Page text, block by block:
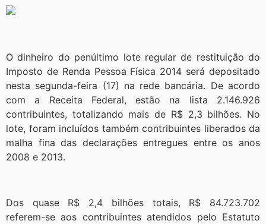
O dinheiro do penúltimo lote regular de restituição do
Imposto de Renda Pessoa Física 2014 será depositado
nesta segunda-feira (17) na rede bancária. De acordo
com a Receita Federal, estão na lista 2.146.926
contribuintes, totalizando mais de R$ 2,3 bilhões. No
lote, foram incluídos também contribuintes liberados da
malha fina das declarações entregues entre os anos
2008 e 2013.
Dos quase R$ 2,4 bilhões totais, R$ 84.723.702
referem-se aos contribuintes atendidos pelo Estatuto